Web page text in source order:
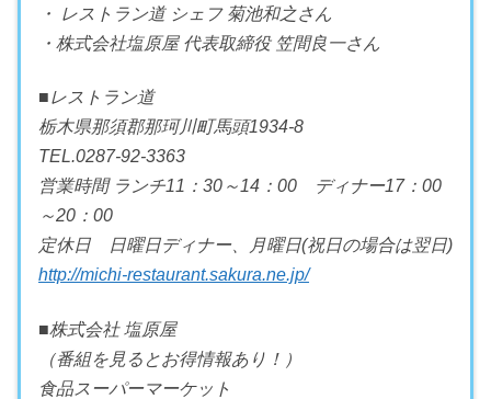
・ レストラン道 シェフ 菊池和之さん
・株式会社塩原屋 代表取締役 笠間良一さん
■レストラン道
栃木県那須郡那珂川町馬頭1934-8
TEL.0287-92-3363
営業時間 ランチ11：30～14：00 ディナー17：00
～20：00
定休日 日曜日ディナー、月曜日(祝日の場合は翌日)
http://michi-restaurant.sakura.ne.jp/
■株式会社 塩原屋
（番組を見るとお得情報あり！）
食品スーパーマーケット